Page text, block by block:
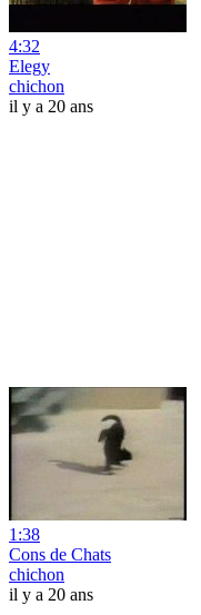
4:32
Elegy
chichon
il y a 20 ans
1:38
Cons de Chats
chichon
il y a 20 ans